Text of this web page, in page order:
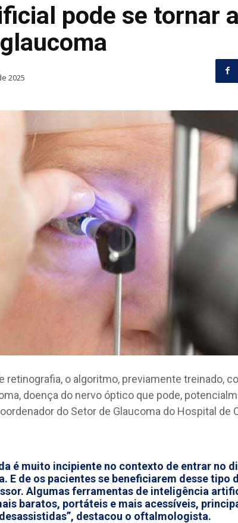
pode se tornar
2025
retinografia, o algoritmo, previamente treinado,
doença do nervo óptico que pode,
do Setor de Glaucoma do Hospital de
é muito incipiente no contexto de entrar no
E de os pacientes se beneficiarem desse tipo
Algumas ferramentas de inteligência
baratos, portáteis e mais acessíveis,
destacou o oftalmologista.